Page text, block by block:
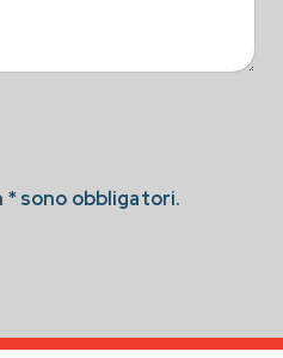
sono obbligatori.